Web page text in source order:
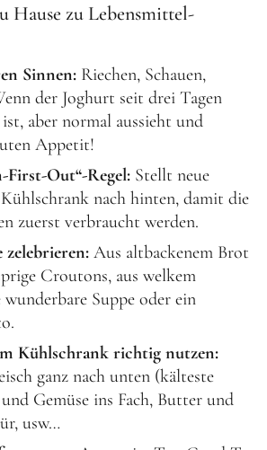
Hause zu Lebensmittel-
Sinnen: Riechen, Schauen,
der Joghurt seit drei Tagen
ist, aber normal aussieht und
Appetit!
First-Out“-Regel: Stellt neue
nach hinten, damit die
zuerst verbraucht werden.
zelebrieren: Aus altbackenem Brot
Croutons, aus welkem
wunderbare Suppe oder ein
Kühlschrank richtig nutzen:
ganz nach unten (kälteste
Gemüse ins Fach, Butter und
usw…